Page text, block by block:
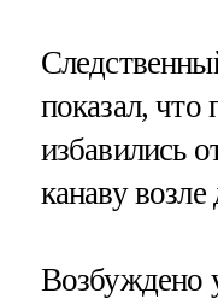
показал, что
избавились
канаву
Возбуждено